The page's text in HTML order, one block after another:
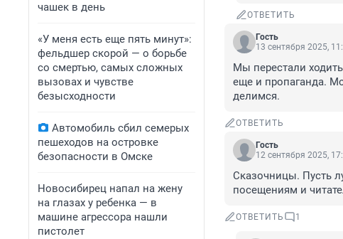
чашек в день
«У меня есть еще пять минут»:
фельдшер скорой — о борьбе
со смертью, самых сложных
вызовах и чувстве
безысходности
Автомобиль сбил семерых
пешеходов на островке
безопасности в Омске
Новосибирец напал на жену
на глазах у ребенка — в
машине агрессора нашли
пистолет
ОТВЕТИТЬ
Гость
13 сентября 2025,
Мы перестали
еще и пропаганда.
делимся.
ОТВЕТИТЬ
Гость
12 сентября 2025,
Сказочницы. Пусть
посещениям и
ОТВЕТИТЬ 1